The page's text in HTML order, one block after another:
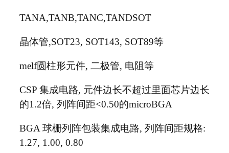
TANA,TANB,TANC,TANDSOT
晶体管,SOT23, SOT143, SOT89等
melf圆柱形元件, 二极管, 电阻等
CSP 集成电路, 元件边长不超过里面芯片边长
的1.2倍, 列阵间距<0.50的microBGA
BGA 球栅列阵包装集成电路, 列阵间距规格:
1.27, 1.00, 0.80